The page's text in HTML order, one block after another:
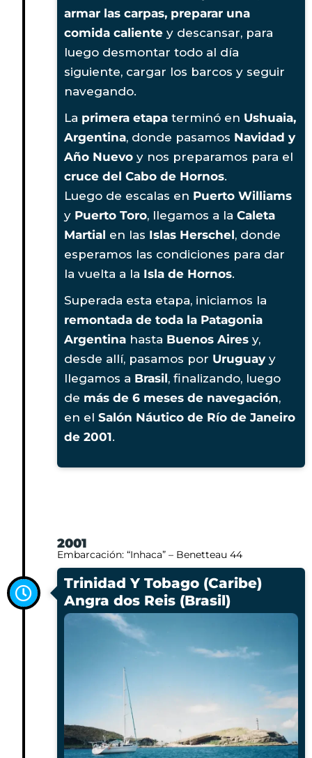
armar las carpas, preparar una
comida caliente y descansar, para
luego desmontar todo al día
siguiente, cargar los barcos y seguir
navegando.
La primera etapa terminó en Ushuaia,
Argentina, donde pasamos Navidad y
Año Nuevo y nos preparamos para el
cruce del Cabo de Hornos.
Luego de escalas en Puerto Williams
y Puerto Toro, llegamos a la Caleta
Martial en las Islas Herschel, donde
esperamos las condiciones para dar
la vuelta a la Isla de Hornos.
Superada esta etapa, iniciamos la
remontada de toda la Patagonia
Argentina hasta Buenos Aires y,
desde allí, pasamos por Uruguay y
llegamos a Brasil, finalizando, luego
de más de 6 meses de navegación,
en el Salón Náutico de Río de Janeiro
de 2001.
2001
Embarcación: “Inhaca” – Benetteau 44
Trinidad Y Tobago (Caribe)
Angra dos Reis (Brasil)